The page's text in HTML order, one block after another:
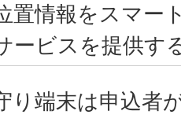
置情報をスマー
ービスを提供す
り端末は申込者